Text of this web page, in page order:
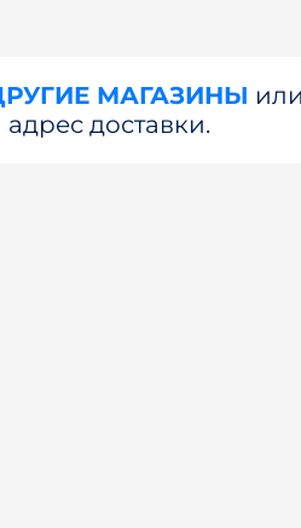
МАГАЗИНЫ или
доставки.